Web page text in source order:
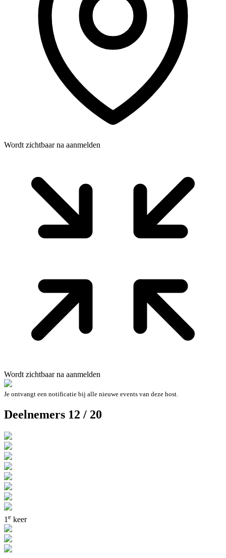
Wordt zichtbaar na aanmelden
Wordt zichtbaar na aanmelden
Je ontvangt een notificatie bij alle nieuwe events van deze host.
Deelnemers 12 / 20
1 e keer